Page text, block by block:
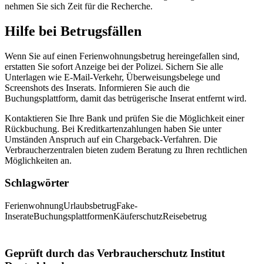
nehmen Sie sich Zeit für die Recherche.
Hilfe bei Betrugsfällen
Wenn Sie auf einen Ferienwohnungsbetrug hereingefallen sind,
erstatten Sie sofort Anzeige bei der Polizei. Sichern Sie alle
Unterlagen wie E-Mail-Verkehr, Überweisungsbelege und
Screenshots des Inserats. Informieren Sie auch die
Buchungsplattform, damit das betrügerische Inserat entfernt wird.
Kontaktieren Sie Ihre Bank und prüfen Sie die Möglichkeit einer
Rückbuchung. Bei Kreditkartenzahlungen haben Sie unter
Umständen Anspruch auf ein Chargeback-Verfahren. Die
Verbraucherzentralen bieten zudem Beratung zu Ihren rechtlichen
Möglichkeiten an.
Schlagwörter
FerienwohnungUrlaubsbetrugFake-
InserateBuchungsplattformenKäuferschutzReisebetrug
Geprüft durch das Verbraucherschutz Institut